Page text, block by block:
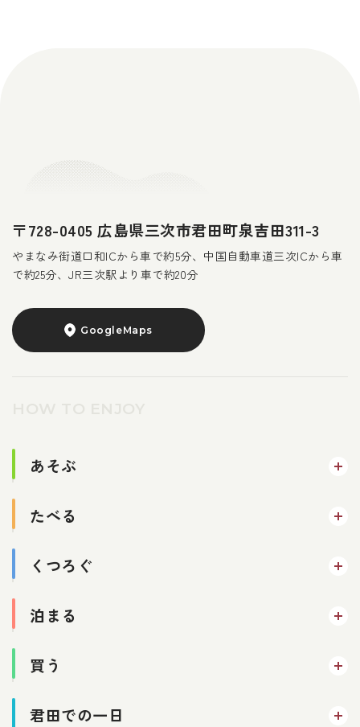
〒728-0405 広島県三次市君田町泉吉田311-3
やまなみ街道口和ICから車で約5分、中国自動車道三次ICから車
で約25分、JR三次駅より車で約20分
GoogleMaps
あそぶ
たべる
くつろぐ
泊まる
買う
君田での一日